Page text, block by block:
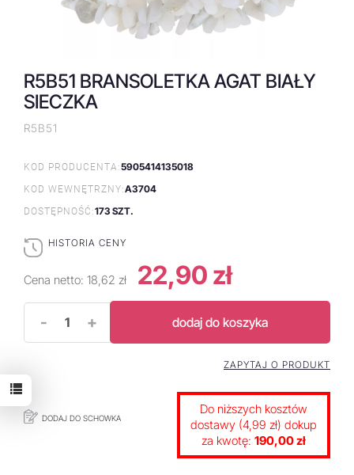
R5B51 BRANSOLETKA AGAT BIAŁY
SIECZKA
R5B51
KOD PRODUCENTA:5905414135018
KOD WEWNĘTRZNY:A3704
DOSTĘPNOŚĆ:173 SZT.
HISTORIA CENY
Cena netto: 18,62 zł 22,90 zł
- + dodaj do koszyka
DODAJ DO SCHOWKA
ZAPYTAJ O PRODUKT
Do niższych kosztów
dostawy (4,99 zł) dokup
za kwotę: 190,00 zł